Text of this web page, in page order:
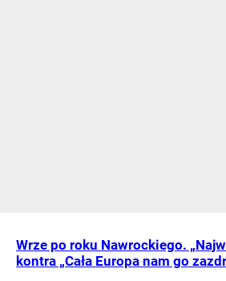
Wrze po roku Nawrockiego.
kontra „Cała Europa nam go